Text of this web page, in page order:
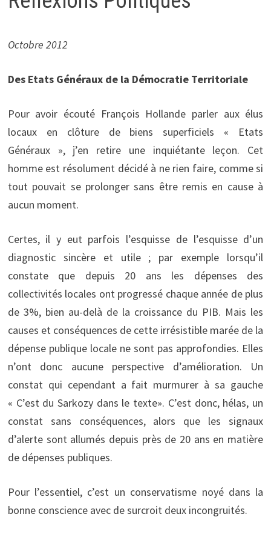
Octobre 2012
Des Etats Généraux de la Démocratie Territoriale
Pour avoir écouté François Hollande parler aux élus
locaux en clôture de biens superficiels « Etats
Généraux », j’en retire une inquiétante leçon. Cet
homme est résolument décidé à ne rien faire, comme si
tout pouvait se prolonger sans être remis en cause à
aucun moment.
Certes, il y eut parfois l’esquisse de l’esquisse d’un
diagnostic sincère et utile ; par exemple lorsqu’il
constate que depuis 20 ans les dépenses des
collectivités locales ont progressé chaque année de plus
de 3%, bien au-delà de la croissance du PIB. Mais les
causes et conséquences de cette irrésistible marée de la
dépense publique locale ne sont pas approfondies. Elles
n’ont donc aucune perspective d’amélioration. Un
constat qui cependant a fait murmurer à sa gauche
« C’est du Sarkozy dans le texte». C’est donc, hélas, un
constat sans conséquences, alors que les signaux
d’alerte sont allumés depuis près de 20 ans en matière
de dépenses publiques.
Pour l’essentiel, c’est un conservatisme noyé dans la
bonne conscience avec de surcroit deux incongruités.